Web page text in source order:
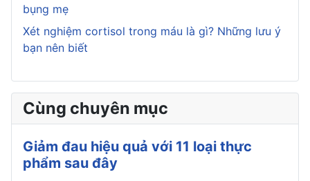
bụng mẹ
Xét nghiệm cortisol trong máu là gì? Những lưu ý
bạn nên biết
Cùng chuyên mục
Giảm đau hiệu quả với 11 loại thực
phẩm sau đây